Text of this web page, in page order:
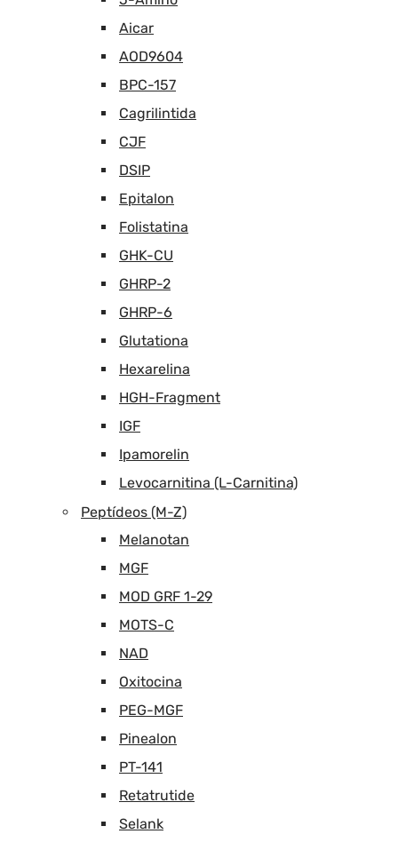
Aicar
AOD9604
BPC-157
Cagrilintida
CJF
DSIP
Epitalon
Folistatina
GHK-CU
GHRP-2
GHRP-6
Glutationa
Hexarelina
HGH-Fragment
IGF
Ipamorelin
Levocarnitina (L-Carnitina)
Peptídeos (M-Z)
Melanotan
MGF
MOD GRF 1-29
MOTS-C
NAD
Oxitocina
PEG-MGF
Pinealon
PT-141
Retatrutide
Selank